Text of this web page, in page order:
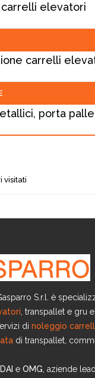
elevatori
carrelli
porta
visitati
S.r.l. è
, transpallet e gru e
di noleggio
di transpallet,
e OMG , aziende